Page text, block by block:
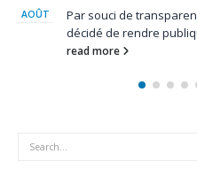
AOÛT
Par souci de
décidé de rendre
read more